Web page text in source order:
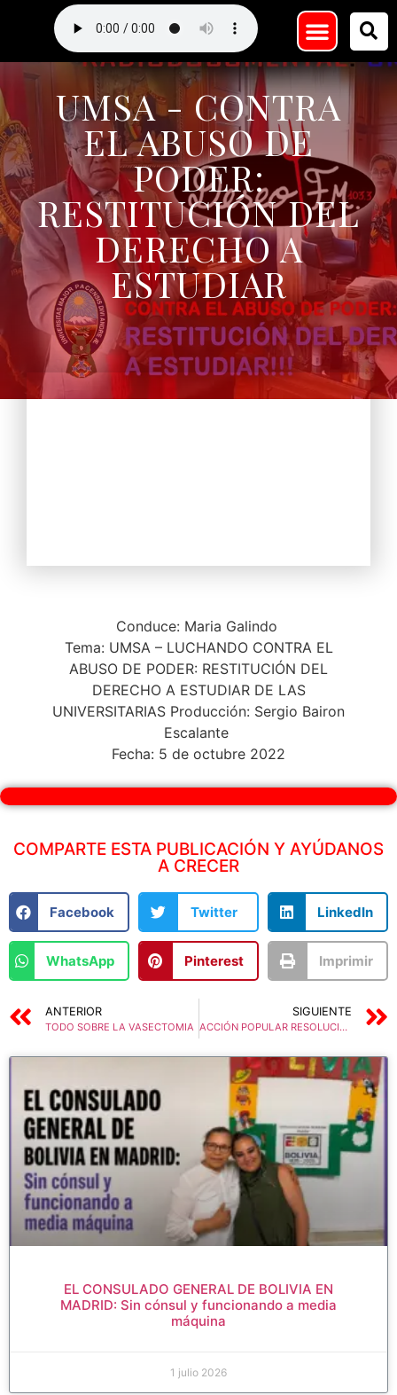
UMSA - CONTRA
EL ABUSO DE
PODER:
RESTITUCIÓN DEL
DERECHO A
ESTUDIAR
Conduce: Maria Galindo
Tema: UMSA – LUCHANDO CONTRA EL
ABUSO DE PODER: RESTITUCIÓN DEL
DERECHO A ESTUDIAR DE LAS
UNIVERSITARIAS Producción: Sergio Bairon
Escalante
Fecha: 5 de octubre 2022
COMPARTE ESTA PUBLICACIÓN Y AYÚDANOS
A CRECER
Facebook Twitter LinkedIn
WhatsApp Pinterest Imprimir
ANTERIOR
TODO SOBRE LA VASECTOMIA
SIGUIENTE
ACCIÓN POPULAR RESOLUCIÓN: MAMÁ, CON ESTA FOTOCOPIA Y UN CERTIFICADO MEDICO QUE INDIQUE TU PROBLEMA DE SALUD DEBERÍAN DARTE PAQUETE DIFERENCIADO SI LO NECESITAS
EL CONSULADO GENERAL DE BOLIVIA EN
MADRID: Sin cónsul y funcionando a media
máquina
1 julio 2026